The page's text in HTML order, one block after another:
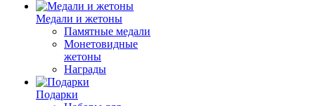
Медали и жетоны
Памятные медали
Монетовидные
жетоны
Награды
Подарки